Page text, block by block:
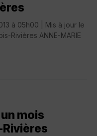
à 05h00 | Mis à jour le
Rivières ANNE-MARIE
mois